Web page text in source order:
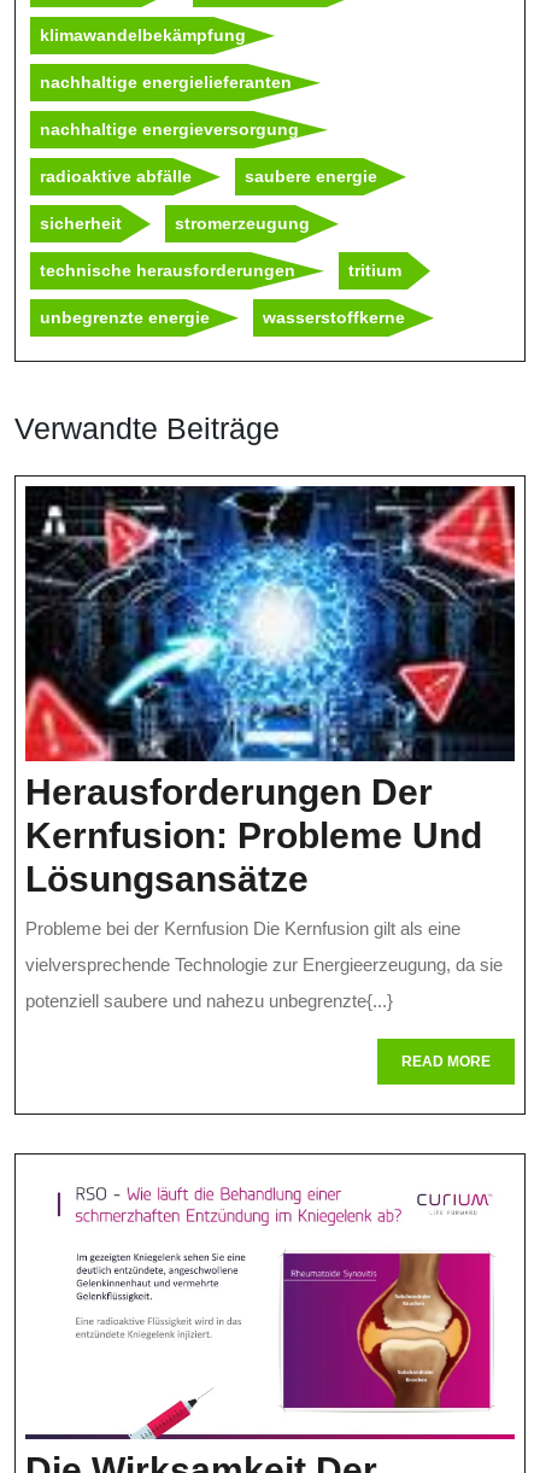
klimawandelbekämpfung
nachhaltige energielieferanten
nachhaltige energieversorgung
radioaktive abfälle saubere energie
sicherheit stromerzeugung
technische herausforderungen tritium
unbegrenzte energie wasserstoffkerne
Verwandte Beiträge
Herausforderungen Der
Kernfusion: Probleme Und
Lösungsansätze
Der
Kernfusion:
Probleme
Probleme bei der Kernfusion Die Kernfusion gilt als eine
vielversprechende Technologie zur Energieerzeugung, da sie
potenziell saubere und nahezu unbegrenzte{...}
READ MOREREAD
MORE